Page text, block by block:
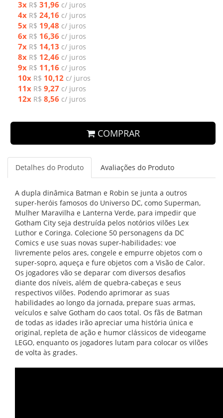
3x R$ 31,96 c/ juros
4x R$ 24,16 c/ juros
5x R$ 19,48 c/ juros
6x R$ 16,36 c/ juros
7x R$ 14,13 c/ juros
8x R$ 12,46 c/ juros
9x R$ 11,16 c/ juros
10x R$ 10,12 c/ juros
11x R$ 9,27 c/ juros
12x R$ 8,56 c/ juros
COMPRAR
Detalhes do Produto Avaliações do Produto
A dupla dinâmica Batman e Robin se junta a outros
super-heróis famosos do Universo DC, como Superman,
Mulher Maravilha e Lanterna Verde, para impedir que
Gotham City seja destruída pelos notórios vilões Lex
Luthor e Coringa. Colecione 50 personagens da DC
Comics e use suas novas super-habilidades: voe
livremente pelos ares, congele e empurre objetos com o
super-sopro, aqueça e fure objetos com a Visão de Calor.
Os jogadores vão se deparar com diversos desafios
diante dos níveis, além de quebra-cabeças e seus
respectivos vilões. Podendo aprimorar as suas
habilidades ao longo da jornada, prepare suas armas,
veículos e salve Gotham do caos total. Os fãs de Batman
de todas as idades irão apreciar uma história única e
original, repleta de ação e humor clássicos de videogame
LEGO, enquanto os jogadores lutam para colocar os vilões
de volta às grades.